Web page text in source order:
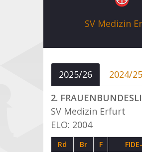
SV Medizin
2025/26 2024/25
2.
SV Medizin Erfurt
ELO: 2004
Rd Br F